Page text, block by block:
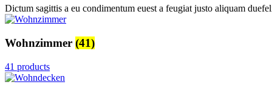
Dictum sagittis a eu condimentum euest a feugiat justo aliquam
Wohnzimmer (41)
41 products